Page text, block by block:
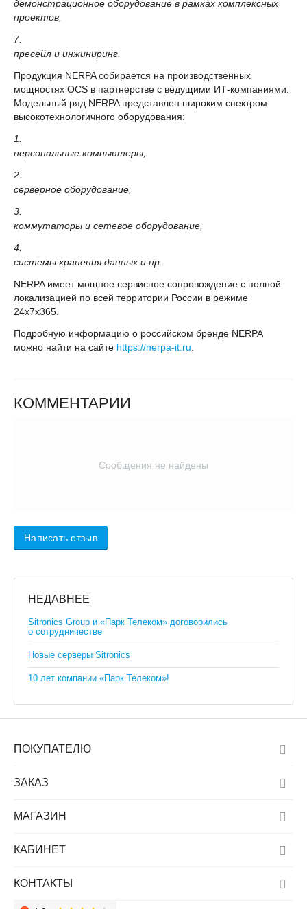
демонстрационное оборудование в рамках комплексных
проектов,
7.
пресейл и инжиниринг.
Продукция NERPA собирается на производственных
мощностях OCS в партнерстве с ведущими ИТ-компаниями.
Модельный ряд NERPA представлен широким спектром
высокотехнологичного оборудования:
1.
персональные компьютеры,
2.
серверное оборудование,
3.
коммутаторы и сетевое оборудование,
4.
системы хранения данных и пр.
NERPA имеет мощное сервисное сопровождение с полной
локализацией по всей территории России в режиме
24х7х365.
Подробную информацию о российском бренде NERPA
можно найти на сайте https://nerpa-it.ru
КОММЕНТАРИИ
Сообщения не найдены
Написать отзыв
НЕДАВНЕЕ
Sitronics Group и «Парк Телеком» договорились
о сотрудничестве
Новые серверы Sitronics
10 лет компании «Парк Телеком»!
ПОКУПАТЕЛЮ
ЗАКАЗ
МАГАЗИН
КАБИНЕТ
КОНТАКТЫ